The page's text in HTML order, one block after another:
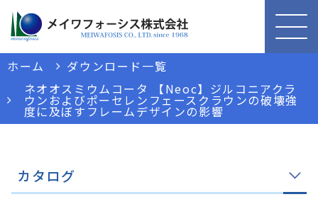
ホーム
ダウンロード一覧
ネオオスミウムコータ 【Neoc】ジルコニアクラ
ウンおよびポーセレンフェースクラウンの破壊強
度に及ぼすフレームデザインの影響
カタログ